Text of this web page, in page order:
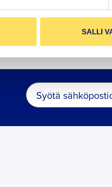
SALLI
oloissa.
Sähköposti*